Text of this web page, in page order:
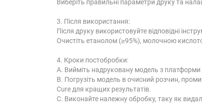
Виберіть правильні параметри друку та
3. Після використання:
Після друку використовуйте відповідні
Очистіть етанолом (≥95%), молочною
4. Кроки постобробки:
A. Вийміть надруковану модель з
B. Погрузіть модель в очисний розчин,
Cure для кращих результатів.
C. Виконайте належну обробку, таку як